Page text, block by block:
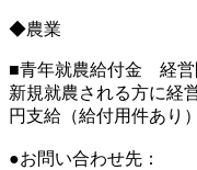
◆農業
■青年就農給付金 経営
新規就農される方に経
円支給（給付用件あり）
●お問い合わせ先：